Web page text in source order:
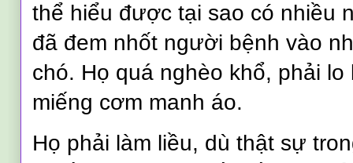
thể hiểu được tại sao có nhiều
đã đem nhốt người bệnh vào
chó. Họ quá nghèo khổ, phải
miếng cơm manh áo.
Họ phải làm liều, dù thật sự